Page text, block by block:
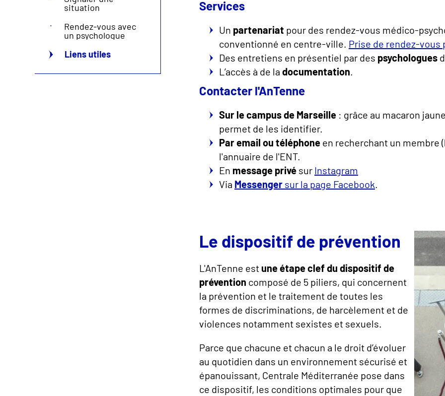
situation
Rendez-vous avec
un psychologue
Liens utiles
Services
Un partenariat pour des rendez-vous médico-
conventionné en centre-ville. Prise de rendez-vous
Des entretiens en présentiel par des psychologues
L’accès à de la documentation
Contacter l'AnTenne
Sur le campus de Marseille : grâce au macaron
permet de les identifier.
Par email ou téléphone en recherchant un membre
l'annuaire de l'ENT.
En message privé sur Instagram
Via Messenger sur la page Facebook
Le dispositif de prévention
L'AnTenne est une étape clef du dispositif de
prévention composé de 5 piliers, qui concernent
la prévention et le traitement de toutes les
formes de discriminations, de harcèlement et de
violences notamment sexistes et sexuels.
Parce que chacune et chacun a le droit d’évoluer
au quotidien dans un environnement sécurisé et
épanouissant, Centrale Méditerranée pose dans
ce dispositif, les conditions optimales pour que